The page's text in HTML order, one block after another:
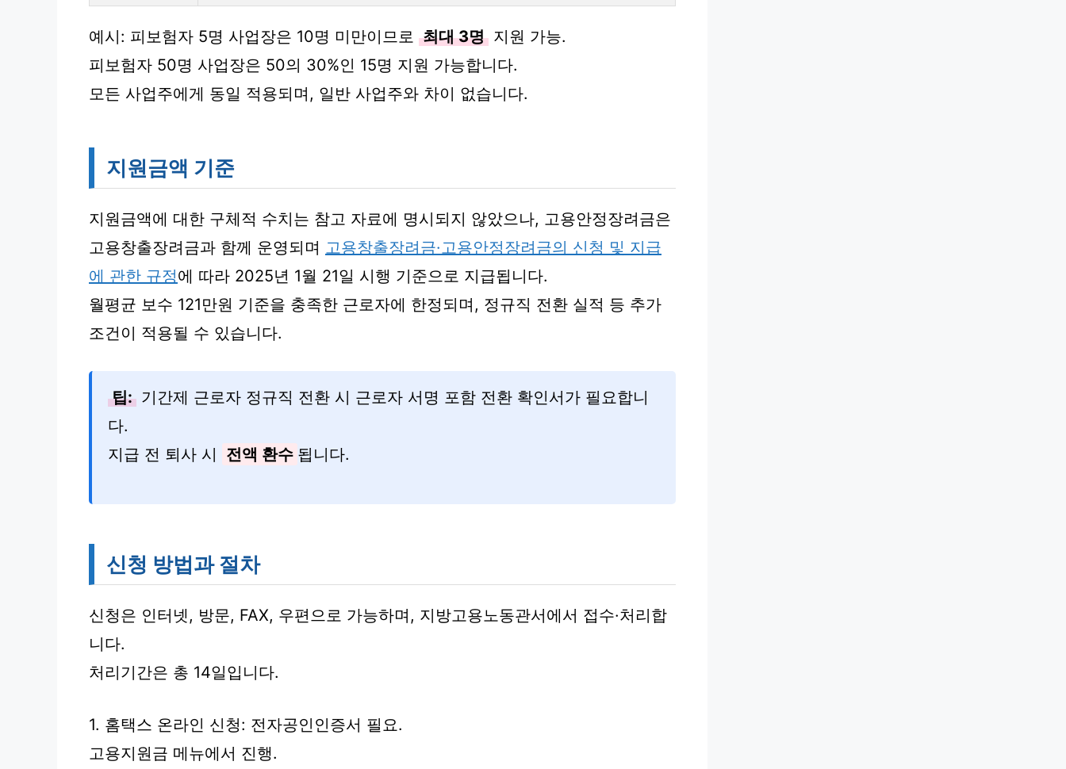
예시: 피보험자 5명 사업장은 10명 미만이므로 최대 3명 지원 가능.
피보험자 50명 사업장은 50의 30%인 15명 지원 가능합니다.
모든 사업주에게 동일 적용되며, 일반 사업주와 차이 없습니다.
지원금액 기준
지원금액에 대한 구체적 수치는 참고 자료에 명시되지 않았으나, 고용안정장려금은
고용창출장려금과 함께 운영되며 고용창출장려금·고용안정장려금의 신청 및 지급
에 관한 규정에 따라 2025년 1월 21일 시행 기준으로 지급됩니다.
월평균 보수 121만원 기준을 충족한 근로자에 한정되며, 정규직 전환 실적 등 추가
조건이 적용될 수 있습니다.
팁: 기간제 근로자 정규직 전환 시 근로자 서명 포함 전환 확인서가 필요합니
다.
지급 전 퇴사 시
전액 환수 됩니다.
신청 방법과 절차
신청은 인터넷, 방문, FAX, 우편으로 가능하며, 지방고용노동관서에서 접수·처리합
니다.
처리기간은 총 14일입니다.
1. 홈택스 온라인 신청: 전자공인인증서 필요.
고용지원금 메뉴에서 진행.